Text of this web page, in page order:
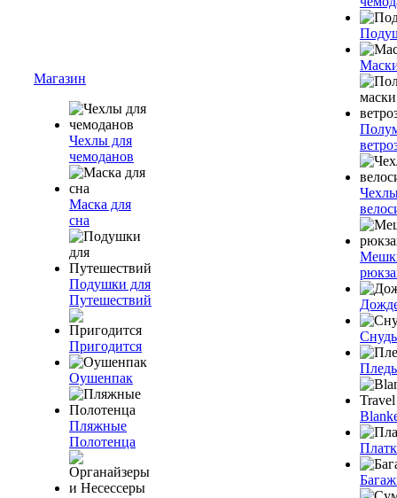
Магазин
Чехлы для
чемоданов
Маска для
сна
Подушки для
Путешествий
Пригодится
Оушенпак
Пляжные
Полотенца